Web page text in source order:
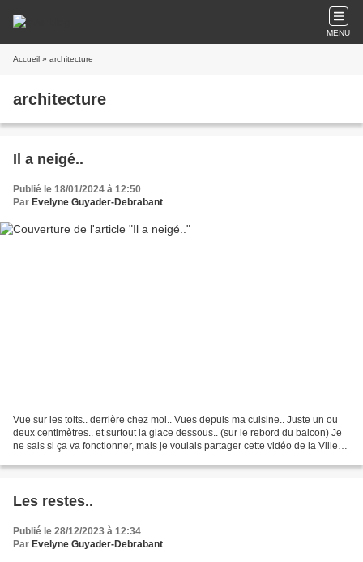
MENU
Accueil » architecture
architecture
Il a neigé..
Publié le 18/01/2024 à 12:50
Par Evelyne Guyader-Debrabant
Vue sur les toits.. derrière chez moi.. Vues depuis ma cuisine.. Juste un ou
deux centimètres.. et surtout la glace dessous.. (sur le rebord du balcon) Je
ne sais si ça va fonctionner, mais je voulais partager cette vidéo de la Ville
Les restes..
Publié le 28/12/2023 à 12:34
Par Evelyne Guyader-Debrabant